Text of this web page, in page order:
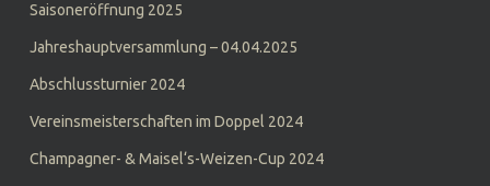
Saisoneröffnung 2025
Jahreshauptversammlung – 04.04.2025
Abschlussturnier 2024
Vereinsmeisterschaften im Doppel 2024
Champagner- & Maisel‘s-Weizen-Cup 2024